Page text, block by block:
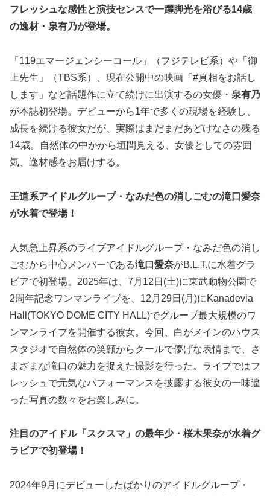
フレッシュな感性と演技センスで一躍脚光を浴びる14歳
の逸材・泉有乃が登場。
「119エマージェンシーコール」（フジテレビ系）や「御
上先生」（TBS系）、現在公開中の映画「#真相をお話し
します」など話題作に立て続けに出演するの女優・ 泉有乃
が本誌初登場。デビューから1年で多くの現場を経験し、
成長を続ける彼女だが、実際はまだまだあどけなさの残る
14歳。自然体の中かから垣間見える、女優としての雰囲
気、逸材感をお届けする。
王道系アイドルグループ・なみだ色の消しごむの滝口愛奈
が水着で登場！
人気急上昇系のライブアイドルグループ・なみだ色の消し
ごむから中心メンバーである滝口愛奈がB.L.T.に水着グラ
ビアで初登場。2025年は、7月12日(土)に東武動物公園で
2周年記念ワンマンライブを、12月29日(月)にKanadevia
Hall(TOKYO DOME CITY HALL)でグループ最大規模のワ
ンマンライブを開催する彼女。今回、白がメインのハウス
スタジオで自然体の笑顔からクールで儚げな表情まで、さ
まざまな滝口の魅力を捉えた撮影を行った。ライブではフ
レッシュで元気なパフォーマンスを披露する彼女の一味違
った写真の数々をお楽しみに。
注目のアイドル「スクスマ」の最年少・桜木果奈が水着グ
ラビアで初登場！
2024年9月にデビューしたばかりのアイドルグループ・